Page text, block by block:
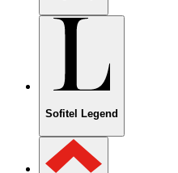
Sofitel Legend